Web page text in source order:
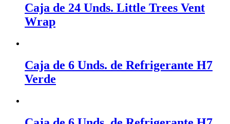
Caja de 24 Unds. Little Trees Vent
Wrap
Caja de 6 Unds. de Refrigerante H7
Verde